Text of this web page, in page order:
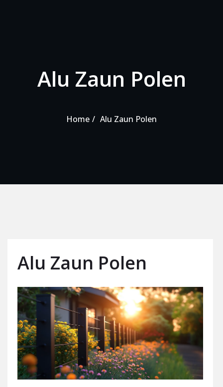
Alu Zaun Polen
Home Alu Zaun Polen
Alu Zaun Polen